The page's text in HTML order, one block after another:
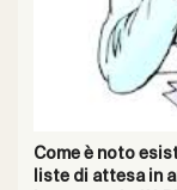
Come è noto
liste di attesa in